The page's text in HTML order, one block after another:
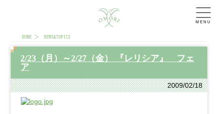
MENU
HOME NEWS&TOPICS
2/23（月）～2/27（金） 『レリシア』 フェ
ア
2009/02/18